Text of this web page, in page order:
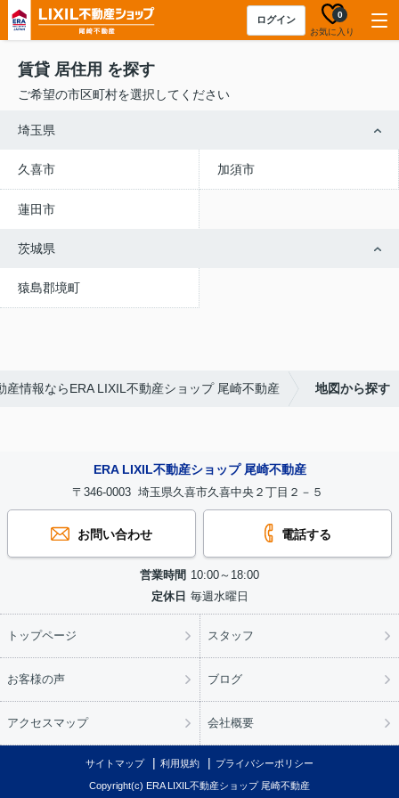
ログイン
お気に入り
0
賃貸 居住用 を探す
ご希望の市区町村を選択してください
埼玉県
久喜市 加須市
蓮田市
茨城県
猿島郡境町
産情報ならERA LIXIL不動産ショップ 尾崎不動産 地図から探す
ERA LIXIL不動産ショップ 尾崎不動産
〒346-0003 埼玉県久喜市久喜中央２丁目２－５
お問い合わせ 電話する
営業時間 10:00～18:00
定休日 毎週水曜日
トップページ スタッフ
お客様の声 ブログ
アクセスマップ 会社概要
サイトマップ 利用規約 プライバシーポリシー
Copyright(c) ERA LIXIL不動産ショップ 尾崎不動産